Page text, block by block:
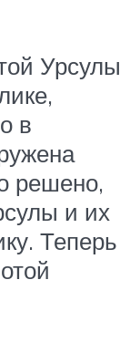
Урсулы
в
решено,
и их
Теперь